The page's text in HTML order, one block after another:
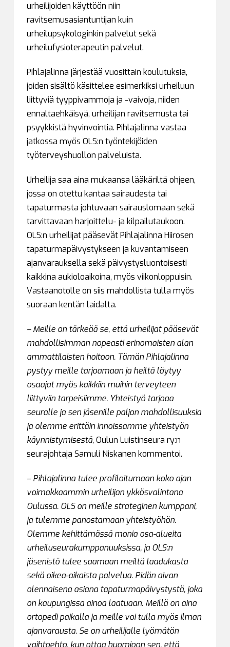
urheilijoiden käyttöön niin
ravitsemusasiantuntijan kuin
urheilupsykologinkin palvelut sekä
urheilufysioterapeutin palvelut.
Pihlajalinna järjestää vuosittain koulutuksia,
joiden sisältö käsittelee esimerkiksi urheiluun
liittyviä tyyppivammoja ja -vaivoja, niiden
ennaltaehkäisyä, urheilijan ravitsemusta tai
psyykkistä hyvinvointia. Pihlajalinna vastaa
jatkossa myös OLS:n työntekijöiden
työterveyshuollon palveluista.
Urheilija saa aina mukaansa lääkäriltä ohjeen,
jossa on otettu kantaa sairaudesta tai
tapaturmasta johtuvaan sairauslomaan sekä
tarvittavaan harjoittelu- ja kilpailutaukoon.
OLS:n urheilijat pääsevät Pihlajalinna Hiirosen
tapaturmapäivystykseen ja kuvantamiseen
ajanvarauksella sekä päivystysluontoisesti
kaikkina aukioloaikoina, myös viikonloppuisin.
Vastaanotolle on siis mahdollista tulla myös
suoraan kentän laidalta.
–Meille on tärkeää se, että urheilijat pääsevät
mahdollisimman nopeasti erinomaisten alan
ammattilaisten hoitoon. Tämän Pihlajalinna
pystyy meille tarjoamaan ja heiltä löytyy
osaajat myös kaikkiin muihin terveyteen
liittyviin tarpeisiimme. Yhteistyö tarjoaa
seuralle ja sen jäsenille paljon mahdollisuuksia
ja olemme erittäin innoissamme yhteistyön
käynnistymisestä,Oulun Luistinseura ry:n
seurajohtaja Samuli Niskanen kommentoi.
– Pihlajalinna tulee profiloitumaan koko ajan
voimakkaammin urheilijan ykkösvalintana
Oulussa. OLS on meille strateginen kumppani,
ja tulemme panostamaan yhteistyöhön.
Olemme kehittämässä monia osa-alueita
urheiluseurakumppanuuksissa, ja OLS:n
jäsenistö tulee saamaan meiltä laadukasta
sekä oikea-aikaista palvelua. Pidän aivan
olennaisena asiana tapaturmapäivystystä, joka
on kaupungissa ainoa laatuaan. Meillä on aina
ortopedi paikalla ja meille voi tulla myös ilman
ajanvarausta. Se on urheilijalle lyömätön